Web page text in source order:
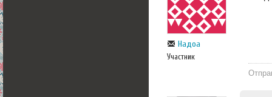
Надоа
Участник